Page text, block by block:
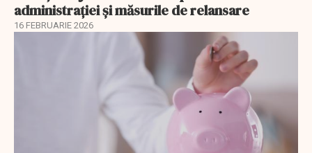
administrației și măsurile de relansare
16 FEBRUARIE 2026